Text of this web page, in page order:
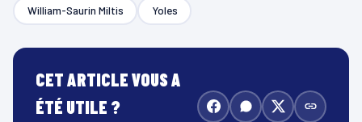
William-Saurin Miltis Yoles
CET ARTICLE VOUS A
ÉTÉ UTILE ?